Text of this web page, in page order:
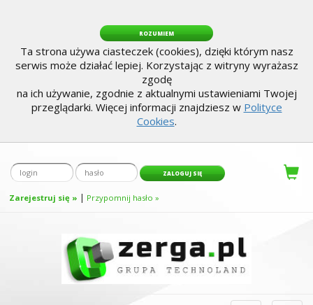
ROZUMIEM
Ta strona używa ciasteczek (cookies), dzięki którym nasz
serwis może działać lepiej. Korzystając z witryny wyrażasz
zgodę
na ich używanie, zgodnie z aktualnymi ustawieniami Twojej
przeglądarki. Więcej informacji znajdziesz w Polityce
Cookies.
Zarejestruj się » | Przypomnij hasło »